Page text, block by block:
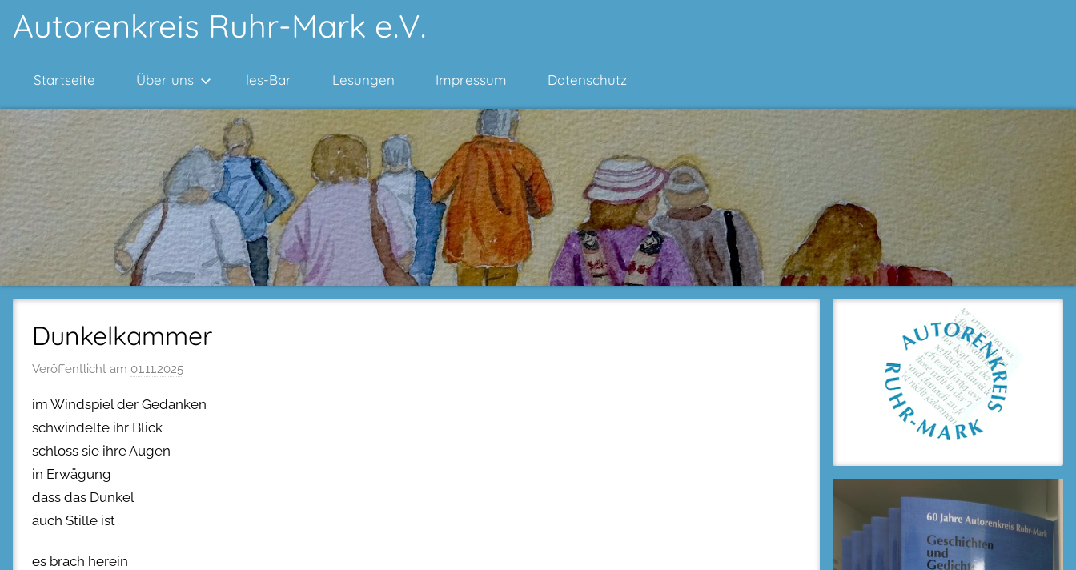
Inhalt
Autorenkreis Ruhr-Mark e.V.
Startseite Über uns les-Bar Lesungen Impressum Datenschutz
Dunkelkammer
Veröffentlicht am 01.11.2025
im Windspiel der Gedanken
schwindelte ihr Blick
schloss sie ihre Augen
in Erwägung
dass das Dunkel
auch Stille ist
es brach herein